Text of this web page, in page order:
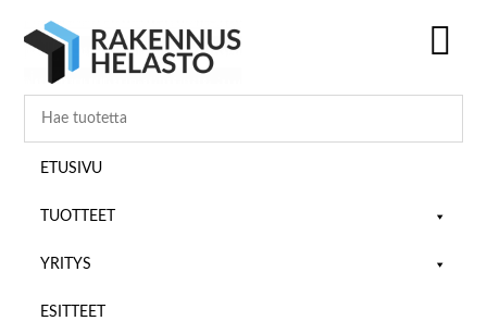
pääsisältöön
ensisijaiseen
alatunnisteeseen
ETUSIVU
TUOTTEET
YRITYS
ESITTEET